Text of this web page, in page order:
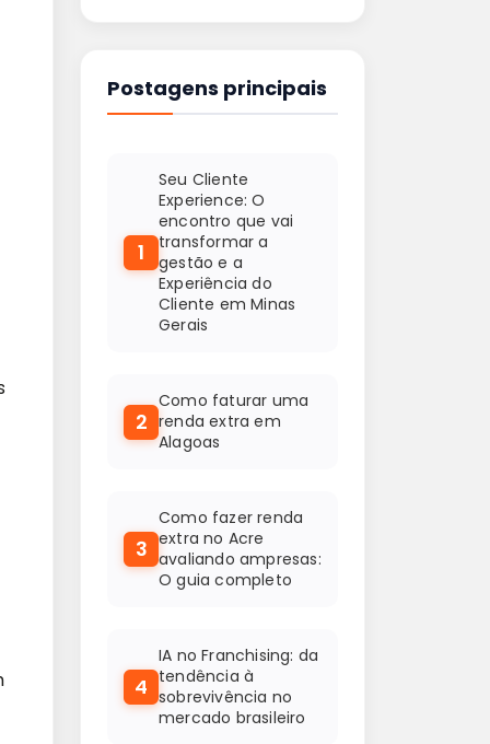
Postagens principais
1
Seu Cliente
Experience: O
encontro que vai
transformar a
gestão e a
Experiência do
Cliente em Minas
Gerais
2
Como faturar uma
renda extra em
Alagoas
3
Como fazer renda
extra no Acre
avaliando ampresas:
O guia completo
4
IA no Franchising: da
tendência à
sobrevivência no
mercado brasileiro